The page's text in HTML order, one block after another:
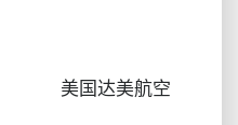
美国达美航空